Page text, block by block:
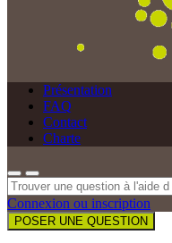
Présentation
FAQ
Contact
Charte
Connexion ou inscription
POSER UNE QUESTION